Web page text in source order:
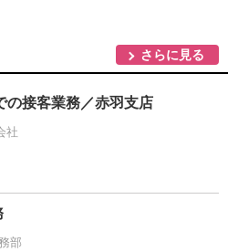
さらに見る
の接客業務／赤羽支店
社
部